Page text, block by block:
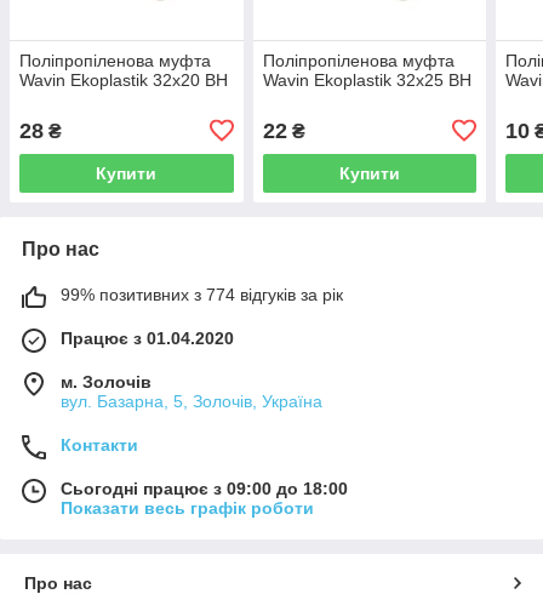
Поліпропіленова муфта
Wavin Ekoplastik 32х20 ВН
28 ₴
Купити
Поліпропіленова муфта
Wavin Ekoplastik 32х25 ВН
22₴
Купити
10
Про нас
99% позитивних з 774 відгуків за рік
Працює з 01.04.2020
м. Золочів
вул. Базарна, 5, Золочів, Україна
Контакти
Сьогодні працює з 09:00 до 18:00
Показати весь графік роботи
Про нас